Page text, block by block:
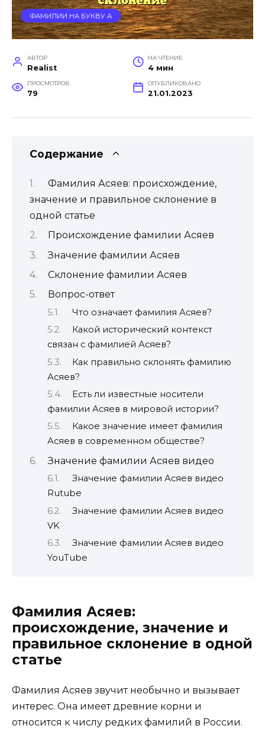
ФАМИЛИИ НА БУКВУ А
АВТОР
Realist
НА ЧТЕНИЕ
4 мин
ПРОСМОТРОВ
79
ОПУБЛИКОВАНО
21.01.2023
Содержание
Фамилия Асяев: происхождение,
значение и правильное склонение в
одной статье
Происхождение фамилии Асяев
Значение фамилии Асяев
Склонение фамилии Асяев
Вопрос-ответ
Что означает фамилия Асяев?
Какой исторический контекст
связан с фамилией Асяев?
Как правильно склонять фамилию
Асяев?
Есть ли известные носители
фамилии Асяев в мировой истории?
Какое значение имеет фамилия
Асяев в современном обществе?
Значение фамилии Асяев видео
Значение фамилии Асяев видео
Rutube
Значение фамилии Асяев видео
VK
Значение фамилии Асяев видео
YouTube
Фамилия Асяев:
происхождение, значение и
правильное склонение в одной
статье
Фамилия Асяев звучит необычно и вызывает
интерес. Она имеет древние корни и
относится к числу редких фамилий в России.